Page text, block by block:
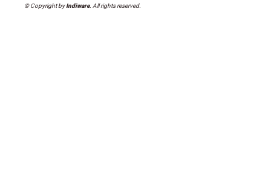
© Copyright byIndiware. All rights reserved.